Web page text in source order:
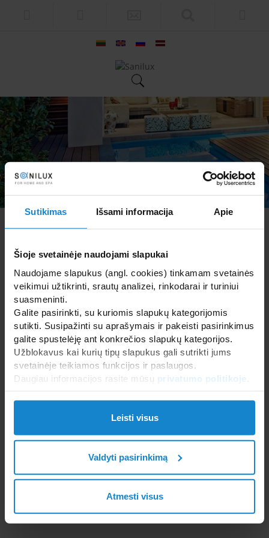
Sutikimas Išsami informacija Apie
Šioje svetainėje naudojami slapukai
Naudojame slapukus (angl. cookies) tinkamam svetainės
veikimui užtikrinti, srautų analizei, rinkodarai ir turiniui
suasmeninti.
Galite pasirinkti, su kuriomis slapukų kategorijomis
sutikti. Susipažinti su aprašymais ir pakeisti pasirinkimus
galite spustelėję ant konkrečios slapukų kategorijos.
Užblokavus kai kurių tipų slapukus gali sutrikti jums
svetainėje teikiamos funkcijos ir paslaugos.
Daugiau informacijos rasite mūsų privatumo politikoje
Leisti visus
Valdyti pasirinkimą
Atmesti visus
Italija
Vienas iš pirmaujančių gamintoju gaminantis dušo
pertvaras ir dušo kabinas. Gaminamiems dušams
būdingas išskirtinis klasikinisir šiuolaikiškas stilius.
www.samo.it